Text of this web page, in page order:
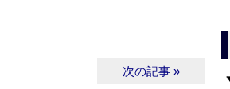
次の記事 »